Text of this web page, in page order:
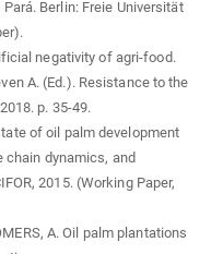
Berlin: Freie Universität
negativity of agri-food.
A. (Ed.). Resistance to the
p. 35-49.
of oil palm development
chain dynamics, and
2015. (Working Paper,
A. Oil palm plantations